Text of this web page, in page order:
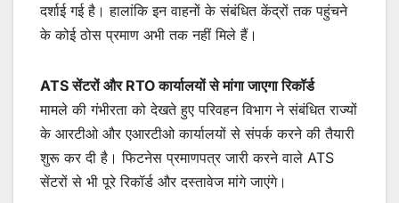
दर्शाई गई है। हालांकि इन वाहनों के संबंधित केंद्रों तक पहुंचने
के कोई ठोस प्रमाण अभी तक नहीं मिले हैं।
ATS सेंटरों और RTO कार्यालयों से मांगा जाएगा रिकॉर्ड
मामले की गंभीरता को देखते हुए परिवहन विभाग ने संबंधित राज्यों
के आरटीओ और एआरटीओ कार्यालयों से संपर्क करने की तैयारी
शुरू कर दी है। फिटनेस प्रमाणपत्र जारी करने वाले ATS
सेंटरों से भी पूरे रिकॉर्ड और दस्तावेज मांगे जाएंगे।